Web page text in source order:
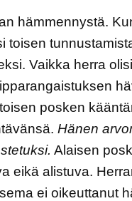
hämmennystä.
toisen
Vaikka herra
posken
Hänen
Alaisen
eikä alistuva.
ei oikeuttanut